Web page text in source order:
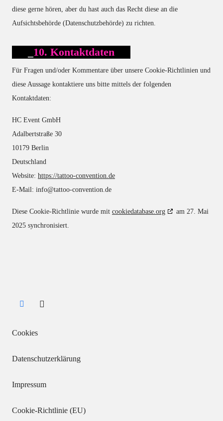
diese gerne hören, aber du hast auch das Recht diese an die
Aufsichtsbehörde (Datenschutzbehörde) zu richten.
10. Kontaktdaten
Für Fragen und/oder Kommentare über unsere Cookie-Richtlinien und
diese Aussage kontaktiere uns bitte mittels der folgenden
Kontaktdaten:
HC Event GmbH
Adalbertstraße 30
10179 Berlin
Deutschland
Website: https://tattoo-convention.de
E-Mail: info@tattoo-convention.de
Diese Cookie-Richtlinie wurde mit cookiedatabase.org
am 27. Mai
2025 synchronisiert.
Cookies
Datenschutzerklärung
Impressum
Cookie-Richtlinie (EU)